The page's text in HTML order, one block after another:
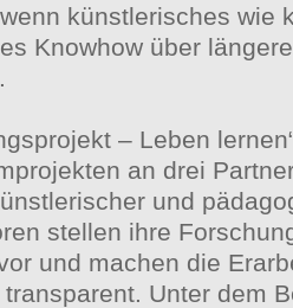
künstlerisches wie
Knowhow über
– Leben
an drei
und
stellen ihre
und machen die
Unter dem